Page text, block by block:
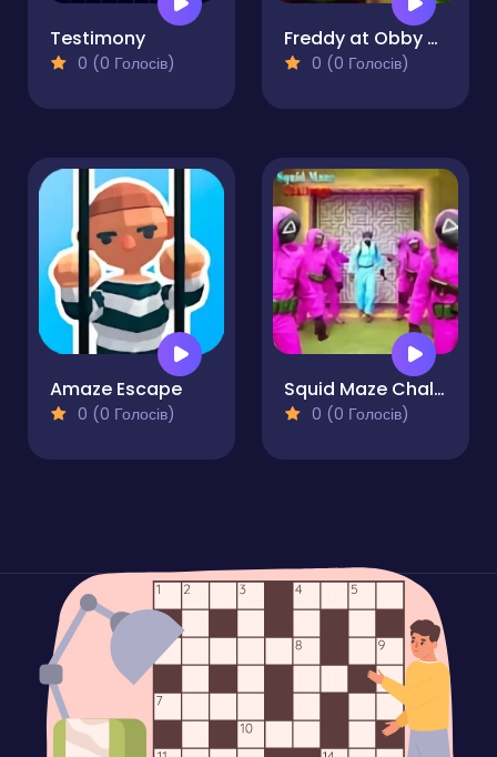
Testimony
0 (0 Голосів)
Freddy at Obby Backrooms
0 (0 Голосів)
Amaze Escape
0 (0 Голосів)
Squid Maze Challenge
0 (0 Голосів)